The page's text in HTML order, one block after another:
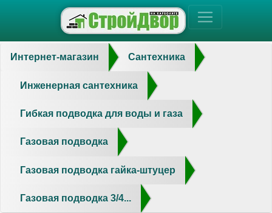
Интернет-магазин Сантехника
Инженерная сантехника
Гибкая подводка для воды и газа
Газовая подводка
Газовая подводка гайка-штуцер
Газовая подводка 3/4...